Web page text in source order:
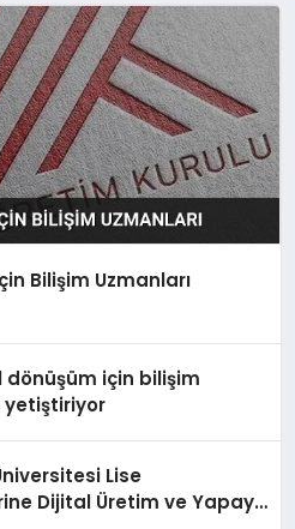
Bilişim Uzmanları
dönüşüm için bilişim
yetiştiriyor
Lise
Dijital Üretim ve Yapay